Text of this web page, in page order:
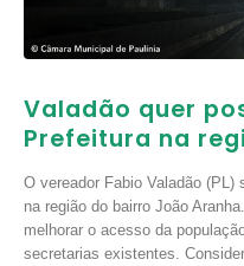
Valadão quer
Prefeitura na
O vereador Fabio Valadão
na região do bairro João
melhorar o acesso da
secretarias existentes.